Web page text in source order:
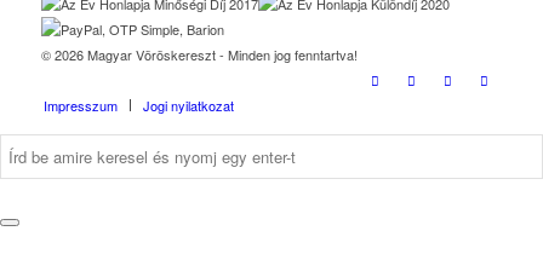
© 2026 Magyar Vöröskereszt - Minden jog fenntartva!
Impresszum Jogi nyilatkozat